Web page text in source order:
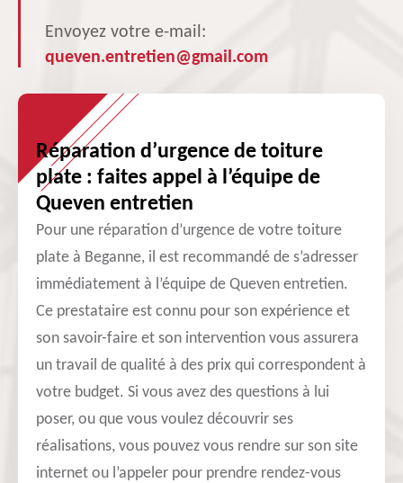
Envoyez votre e-mail:
queven.entretien@gmail.com
Réparation d’urgence de toiture
plate : faites appel à l’équipe de
Queven entretien
Pour une réparation d’urgence de votre toiture
plate à Beganne, il est recommandé de s’adresser
immédiatement à l’équipe de Queven entretien.
Ce prestataire est connu pour son expérience et
son savoir-faire et son intervention vous assurera
un travail de qualité à des prix qui correspondent à
votre budget. Si vous avez des questions à lui
poser, ou que vous voulez découvrir ses
réalisations, vous pouvez vous rendre sur son site
internet ou l’appeler pour prendre rendez-vous